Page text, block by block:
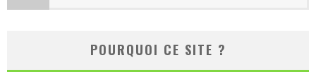
POURQUOI CE SITE ?